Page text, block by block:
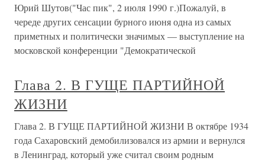
Юрий Шутов("Час пик", 2 июля 1990 г.)Пожалуй, в
череде других сенсации бурного июня одна из самых
приметных и политически значимых — выступление на
московской конференции "Демократической
Глава 2. В ГУЩЕ ПАРТИЙНОЙ
ЖИЗНИ
Глава 2. В ГУЩЕ ПАРТИЙНОЙ ЖИЗНИ В октябре 1934
года Сахаровский демобилизовался из армии и вернулся
в Ленинград, который уже считал своим родным